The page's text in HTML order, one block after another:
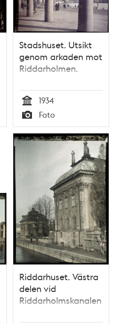
Stadshuset. Utsikt
genom arkaden mot
Riddarholmen.
Tid
1934
Typ
Foto
Riddarhuset. Västra
delen vid
Riddarholmskanalen